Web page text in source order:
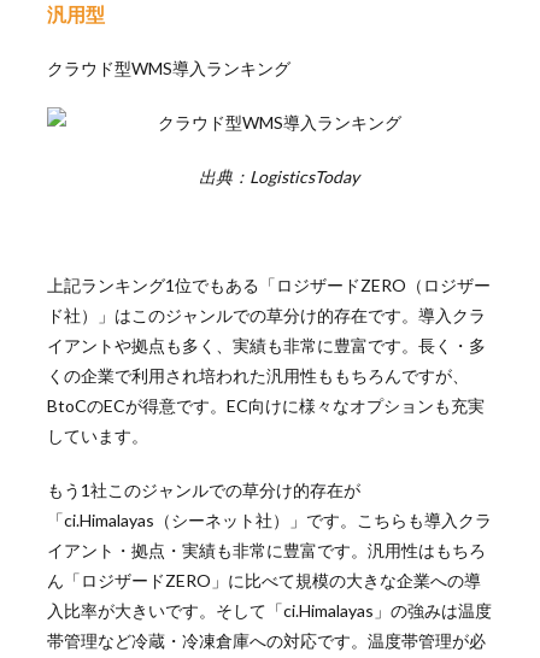
汎用型
クラウド型WMS導入ランキング
出典：LogisticsToday
上記ランキング1位でもある「ロジザードZERO（ロジザー
ド社）」はこのジャンルでの草分け的存在です。導入クラ
イアントや拠点も多く、実績も非常に豊富です。長く・多
くの企業で利用され培われた汎用性ももちろんですが、
BtoCのECが得意です。EC向けに様々なオプションも充実
しています。
もう1社このジャンルでの草分け的存在が
「ci.Himalayas（シーネット社）」です。こちらも導入クラ
イアント・拠点・実績も非常に豊富です。汎用性はもちろ
ん「ロジザードZERO」に比べて規模の大きな企業への導
入比率が大きいです。そして「ci.Himalayas」の強みは温度
帯管理など冷蔵・冷凍倉庫への対応です。温度帯管理が必